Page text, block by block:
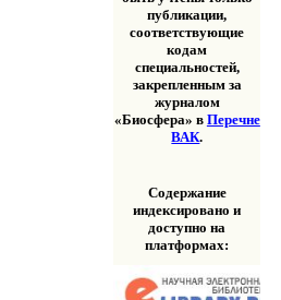
публикации,
соответствующие
кодам
специальностей,
закрепленным за
журналом
«Биосфера» в Перечне
ВАК.
Содержание
индексировано и
доступно на
платформах: